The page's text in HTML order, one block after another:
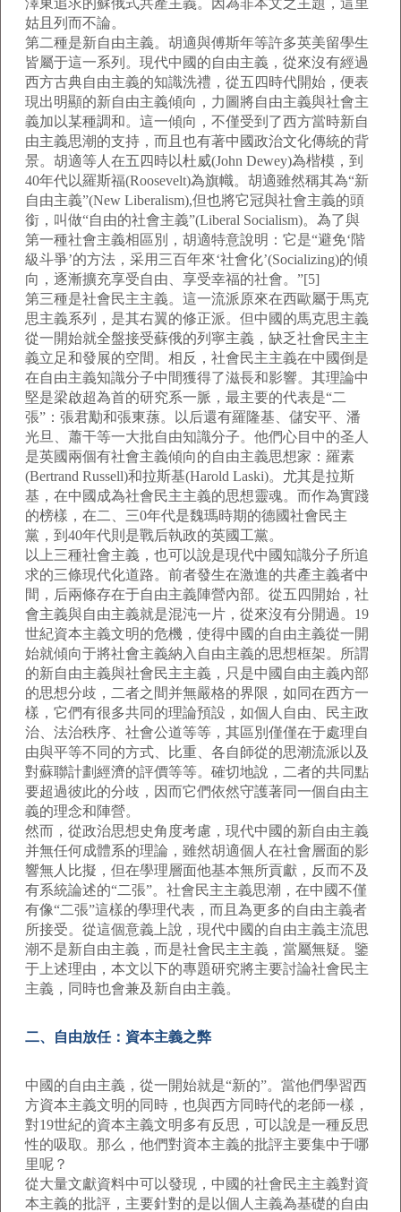
澤東追求的蘇俄式共產主義。因為非本文之主題，這里
姑且列而不論。
第二種是新自由主義。胡適與傅斯年等許多英美留學生
皆屬于這一系列。現代中國的自由主義，從來沒有經過
西方古典自由主義的知識洗禮，從五四時代開始，便表
現出明顯的新自由主義傾向，力圖將自由主義與社會主
義加以某種調和。這一傾向，不僅受到了西方當時新自
由主義思潮的支持，而且也有著中國政治文化傳統的背
景。胡適等人在五四時以杜威(John Dewey)為楷模，到
40年代以羅斯福(Roosevelt)為旗幟。胡適雖然稱其為“新
自由主義”(New Liberalism),但也將它冠與社會主義的頭
銜，叫做“自由的社會主義”(Liberal Socialism)。為了與
第一種社會主義相區別，胡適特意說明：它是“避免‘階
級斗爭’的方法，采用三百年來‘社會化’(Socializing)的傾
向，逐漸擴充享受自由、享受幸福的社會。”[5]
第三種是社會民主主義。這一流派原來在西歐屬于馬克
思主義系列，是其右翼的修正派。但中國的馬克思主義
從一開始就全盤接受蘇俄的列寧主義，缺乏社會民主主
義立足和發展的空間。相反，社會民主主義在中國倒是
在自由主義知識分子中間獲得了滋長和影響。其理論中
堅是梁啟超為首的研究系一脈，最主要的代表是“二
張”：張君勱和張東蓀。以后還有羅隆基、儲安平、潘
光旦、蕭干等一大批自由知識分子。他們心目中的圣人
是英國兩個有社會主義傾向的自由主義思想家：羅素
(Bertrand Russell)和拉斯基(Harold Laski)。尤其是拉斯
基，在中國成為社會民主主義的思想靈魂。而作為實踐
的榜樣，在二、三0年代是魏瑪時期的德國社會民主
黨，到40年代則是戰后執政的英國工黨。
以上三種社會主義，也可以說是現代中國知識分子所追
求的三條現代化道路。前者發生在激進的共產主義者中
間，后兩條存在于自由主義陣營內部。從五四開始，社
會主義與自由主義就是混沌一片，從來沒有分開過。19
世紀資本主義文明的危機，使得中國的自由主義從一開
始就傾向于將社會主義納入自由主義的思想框架。所謂
的新自由主義與社會民主主義，只是中國自由主義內部
的思想分歧，二者之間并無嚴格的界限，如同在西方一
樣，它們有很多共同的理論預設，如個人自由、民主政
治、法治秩序、社會公道等等，其區別僅僅在于處理自
由與平等不同的方式、比重、各自師從的思潮流派以及
對蘇聯計劃經濟的評價等等。確切地說，二者的共同點
要超過彼此的分歧，因而它們依然守護著同一個自由主
義的理念和陣營。
然而，從政治思想史角度考慮，現代中國的新自由主義
并無任何成體系的理論，雖然胡適個人在社會層面的影
響無人比擬，但在學理層面他基本無所貢獻，反而不及
有系統論述的“二張”。社會民主主義思潮，在中國不僅
有像“二張”這樣的學理代表，而且為更多的自由主義者
所接受。從這個意義上說，現代中國的自由主義主流思
潮不是新自由主義，而是社會民主主義，當屬無疑。鑒
于上述理由，本文以下的專題研究將主要討論社會民主
主義，同時也會兼及新自由主義。
二、自由放任：資本主義之弊
中國的自由主義，從一開始就是“新的”。當他們學習西
方資本主義文明的同時，也與西方同時代的老師一樣，
對19世紀的資本主義文明多有反思，可以說是一種反思
性的吸取。那么，他們對資本主義的批評主要集中于哪
里呢？
從大量文獻資料中可以發現，中國的社會民主主義對資
本主義的批評，主要針對的是以個人主義為基礎的自由